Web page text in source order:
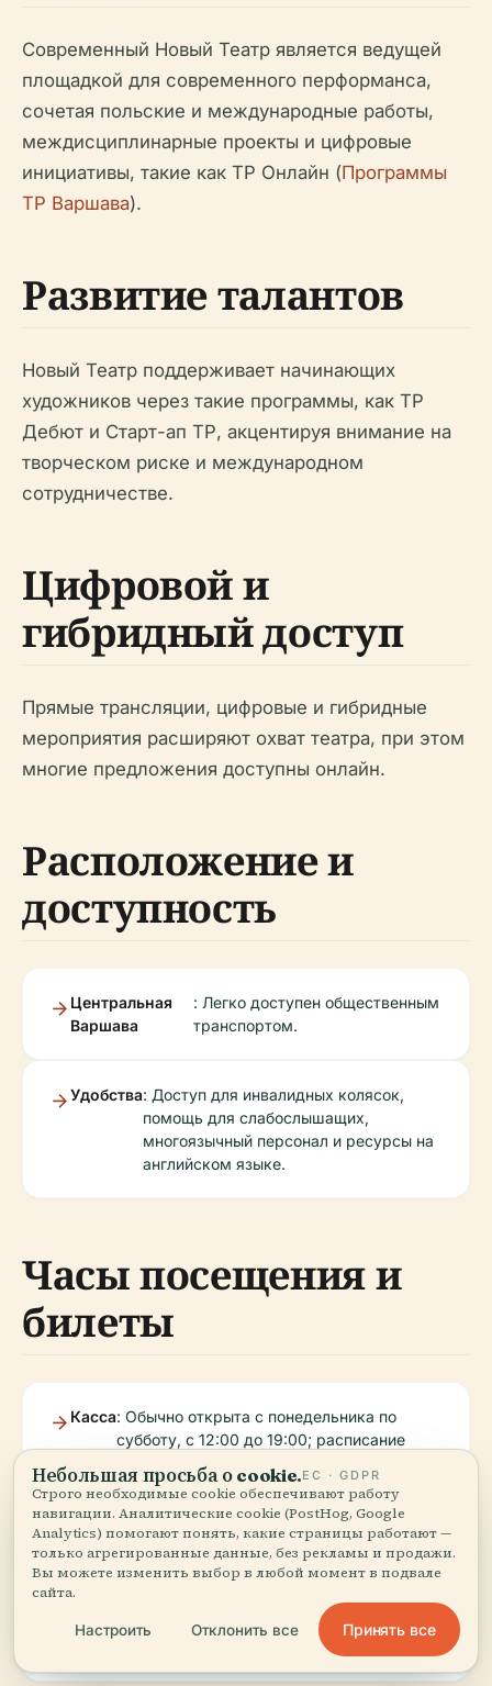
Современный Новый Театр является ведущей
площадкой для современного перформанса,
сочетая польские и международные работы,
междисциплинарные проекты и цифровые
инициативы, такие как ТР Онлайн (Программы
ТР Варшава).
Развитие талантов
Новый Театр поддерживает начинающих
художников через такие программы, как ТР
Дебют и Старт-ап ТР, акцентируя внимание на
творческом риске и международном
сотрудничестве.
Цифровой и
гибридный доступ
Прямые трансляции, цифровые и гибридные
мероприятия расширяют охват театра, при этом
многие предложения доступны онлайн.
Расположение и
доступность
Центральная
Варшава
: Легко доступен общественным
транспортом.
Удобства: Доступ для инвалидных колясок,
помощь для слабослышащих,
многоязычный персонал и ресурсы на
английском языке.
Часы посещения и
билеты
Касса: Обычно открыта с понедельника по
субботу, с 12:00 до 19:00; расписание
спектаклей уточняйте на официальном
сайте.
Билеты: Онлайн и в кассе, с льготами для
студентов, пенсионеров и групп.
Некоторый цифровой контент
бесплатный или доступен по принципу
«плати сколько можешь».
Небольшая просьба о cookie.ЕС · GDPR
Строго необходимые cookie обеспечивают работу
навигации. Аналитические cookie (PostHog, Google
Analytics) помогают понять, какие страницы работают —
только агрегированные данные, без рекламы и продажи.
Вы можете изменить выбор в любой момент в подвале
сайта.
Настроить Отклонить все Принять все